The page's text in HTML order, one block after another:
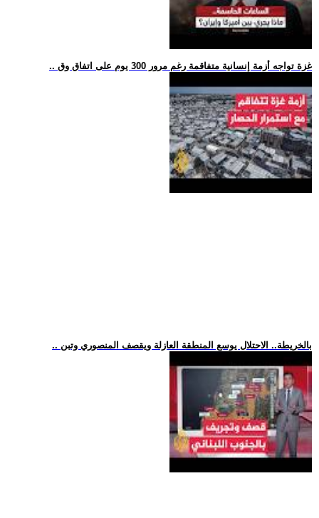
.. غزة تواجه أزمة إنسانية متفاقمة رغم مرور 300 يوم على اتفاق وق
.. بالخريطة.. الاحتلال يوسع المنطقة العازلة ويقصف المنصوري وتبن